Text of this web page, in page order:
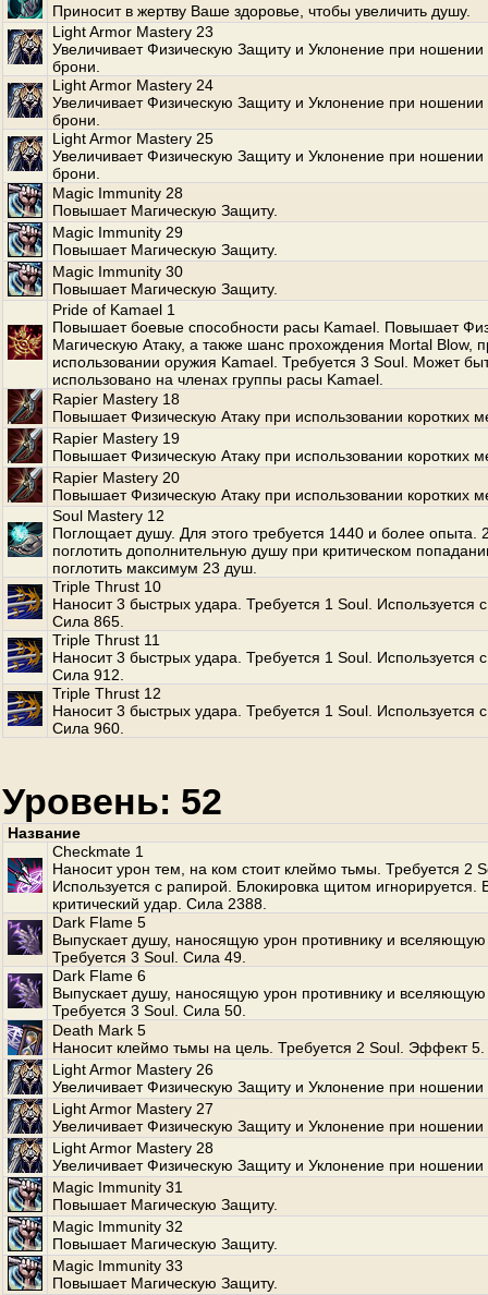
Приносит в жертву Ваше здоровье, чтобы увеличить душу.
Light Armor Mastery 23
Увеличивает Физическую Защиту и Уклонение при ношении
брони.
Light Armor Mastery 24
Увеличивает Физическую Защиту и Уклонение при ношении
брони.
Light Armor Mastery 25
Увеличивает Физическую Защиту и Уклонение при ношении
брони.
Magic Immunity 28
Повышает Магическую Защиту.
Magic Immunity 29
Повышает Магическую Защиту.
Magic Immunity 30
Повышает Магическую Защиту.
Pride of Kamael 1
Повышает боевые способности расы Kamael. Повышает
Магическую Атаку, а также шанс прохождения Mortal Blow,
использовании оружия Kamael. Требуется 3 Soul. Может
использовано на членах группы расы Kamael.
Rapier Mastery 18
Повышает Физическую Атаку при использовании коротких
Rapier Mastery 19
Повышает Физическую Атаку при использовании коротких
Rapier Mastery 20
Повышает Физическую Атаку при использовании коротких
Soul Mastery 12
Поглощает душу. Для этого требуется 1440 и более опыта.
поглотить дополнительную душу при критическом
поглотить максимум 23 душ.
Triple Thrust 10
Наносит 3 быстрых удара. Требуется 1 Soul. Используется
Сила 865.
Triple Thrust 11
Наносит 3 быстрых удара. Требуется 1 Soul. Используется
Сила 912.
Triple Thrust 12
Наносит 3 быстрых удара. Требуется 1 Soul. Используется
Сила 960.
Уровень: 52
Название
Checkmate 1
Наносит урон тем, на ком стоит клеймо тьмы. Требуется 2
Используется с рапирой. Блокировка щитом игнорируется.
критический удар. Сила 2388.
Dark Flame 5
Выпускает душу, наносящую урон противнику и вселяющую
Требуется 3 Soul. Сила 49.
Dark Flame 6
Выпускает душу, наносящую урон противнику и вселяющую
Требуется 3 Soul. Сила 50.
Death Mark 5
Наносит клеймо тьмы на цель. Требуется 2 Soul. Эффект 5.
Light Armor Mastery 26
Увеличивает Физическую Защиту и Уклонение при ношении
Light Armor Mastery 27
Увеличивает Физическую Защиту и Уклонение при ношении
Light Armor Mastery 28
Увеличивает Физическую Защиту и Уклонение при ношении
Magic Immunity 31
Повышает Магическую Защиту.
Magic Immunity 32
Повышает Магическую Защиту.
Magic Immunity 33
Повышает Магическую Защиту.